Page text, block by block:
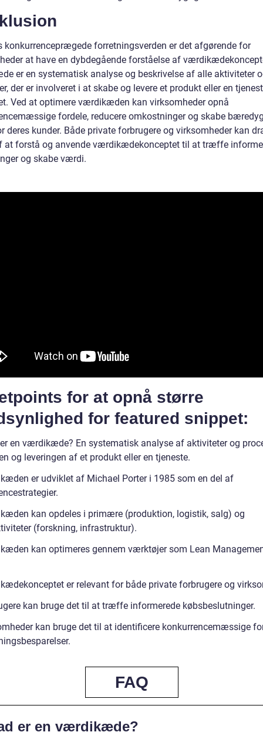
konkurrenceprægede forretningsverden er det afgørende for
at have en dybdegående forståelse af
er en systematisk analyse og beskrivelse af alle aktiviteter
der er involveret i at skabe og levere et produkt eller en
Ved at optimere værdikæden kan virksomheder opnå
fordele, reducere omkostninger og skabe
deres kunder. Både private forbrugere og virksomheder kan
at forstå og anvende værdikædekonceptet til at træffe
og skabe værdi.
for at opnå større
for featured snippet:
en værdikæde? En systematisk analyse af aktiviteter og
og leveringen af et produkt eller en tjeneste.
er udviklet af Michael Porter i 1985 som en del af
kan opdeles i primære (produktion, logistik, salg) og
(forskning, infrastruktur).
kan optimeres gennem værktøjer som Lean
er relevant for både private forbrugere og
kan bruge det til at træffe informerede købsbeslutninger.
kan bruge det til at identificere konkurrencemæssige
FAQ
er en værdikæde?